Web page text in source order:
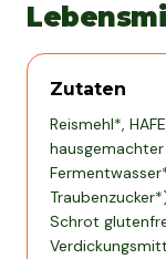
Zutaten
Reismehl*,
Schrot